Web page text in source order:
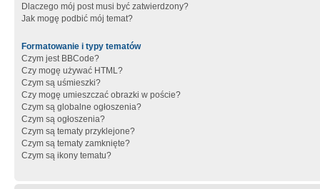
Dlaczego mój post musi być zatwierdzony?
Jak mogę podbić mój temat?
Formatowanie i typy tematów
Czym jest BBCode?
Czy mogę używać HTML?
Czym są uśmieszki?
Czy mogę umieszczać obrazki w poście?
Czym są globalne ogłoszenia?
Czym są ogłoszenia?
Czym są tematy przyklejone?
Czym są tematy zamknięte?
Czym są ikony tematu?